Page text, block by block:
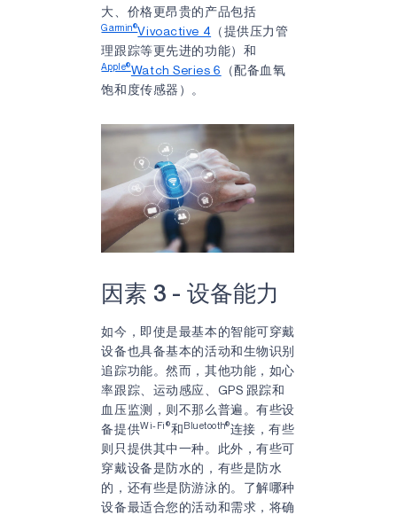
大、价格更昂贵的产品包括
Garmin®Vivoactive 4 （提供压力管
理跟踪等更先进的功能）和
Apple®Watch Series 6 （配备血氧
饱和度传感器）。
因素 3 - 设备能力
如今，即使是最基本的智能可穿戴
设备也具备基本的活动和生物识别
追踪功能。然而，其他功能，如心
率跟踪、运动感应、GPS 跟踪和
血压监测，则不那么普遍。有些设
备提供Wi-Fi®和Bluetooth®连接，有些
则只提供其中一种。此外，有些可
穿戴设备是防水的，有些是防水
的，还有些是防游泳的。了解哪种
设备最适合您的活动和需求，将确